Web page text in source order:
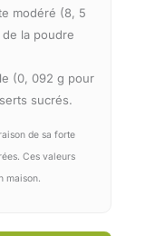
modéré (8, 5
la poudre
(0, 092 g pour
sucrés.
de sa forte
Ces valeurs
maison.